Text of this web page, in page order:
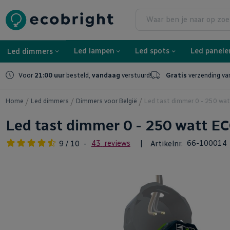
Led dimmers Led lampen Led spots Led
Voor 21:00 uur besteld,vandaag verstuurd! Gratis verzending
Led tast dimmer 0 - 250 watt ECO-DIM.10 Zigbee
€ 50,95
Home Led dimmers Dimmers voor België Led tast dimmer 0 - 250
Led tast dimmer 0 - 250 watt
Waardering: 9 / 10 - 43 reviews | Artikelnr. 66-100014